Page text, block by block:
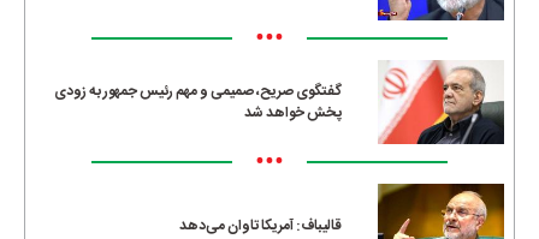
•••
گفتگوی صریح، صمیمی و مهم رئیس جمهور به زودی
پخش خواهد شد
•••
قالیباف: آمریکا تاوان می‌دهد